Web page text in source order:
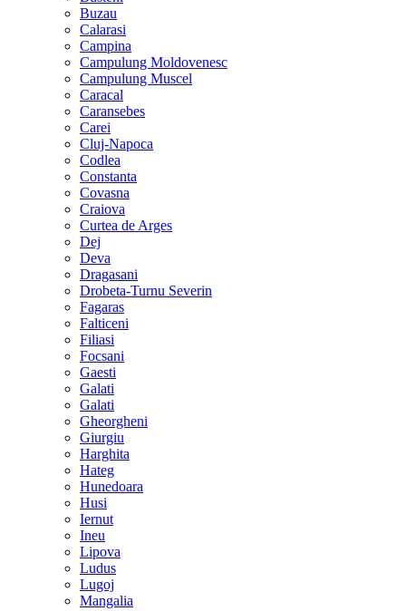
Buzau
Calarasi
Campina
Campulung Moldovenesc
Campulung Muscel
Caracal
Caransebes
Carei
Cluj-Napoca
Codlea
Constanta
Covasna
Craiova
Curtea de Arges
Dej
Deva
Dragasani
Drobeta-Turnu Severin
Fagaras
Falticeni
Filiasi
Focsani
Gaesti
Galati
Galati
Gheorgheni
Giurgiu
Harghita
Hateg
Hunedoara
Husi
Iernut
Ineu
Lipova
Ludus
Lugoj
Mangalia